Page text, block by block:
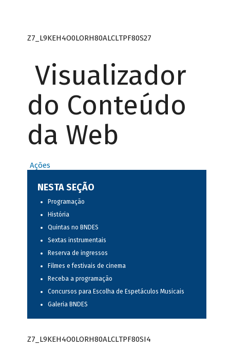
Z7_L9KEH4O0LORH80ALCLTPF80S27
Visualizador
do Conteúdo
da Web
Ações
NESTA SEÇÃO
Programação
História
Quintas no BNDES
Sextas instrumentais
Reserva de ingressos
Filmes e festivais de cinema
Receba a programação
Concursos para Escolha de Espetáculos Musicais
Galeria BNDES
Z7_L9KEH4O0LORH80ALCLTPF80SI4